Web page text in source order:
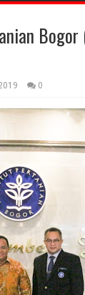
Bogor
0